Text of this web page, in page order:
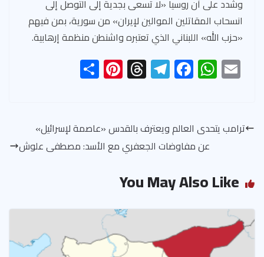
وشدد على أن روسيا «لا تسعى بجدية إلى التوصل إلى
انسحاب المقاتلين الموالين لإيران» من سورية، بمن فيهم
«حزب الله» اللبناني الذي تعتبره واشنطن منظمة إرهابية.
E
m
W
h
s
A
p
F
ac
b
o
Te
le
a
m
T
hr
ds
Pi
nt
es
t
e
ترامب يتحدى العالم ويعترف بالقدس «عاصمة لإسرائيل»
عن مفاوضات الجعفري مع الأسد: مصطفى علوش
You May Also Like